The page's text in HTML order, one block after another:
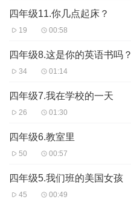
四年级11.你几点起床？
19 00:58
四年级8.这是你的英语书吗？
34 01:14
四年级7.我在学校的一天
26 01:30
四年级6.教室里
50 00:57
四年级5.我们班的美国女孩
45 00:49